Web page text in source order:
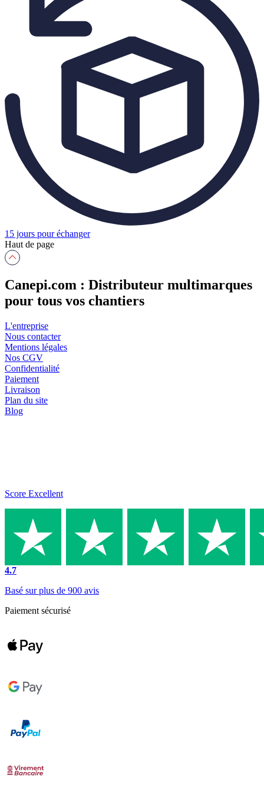
15 jours pour échanger
Haut de page
Canepi.com : Distributeur multimarques
pour tous vos chantiers
L'entreprise
Nous contacter
Mentions légales
Nos CGV
Confidentialité
Paiement
Livraison
Plan du site
Blog
Score Excellent
4.7
Basé sur plus de 900 avis
Paiement sécurisé